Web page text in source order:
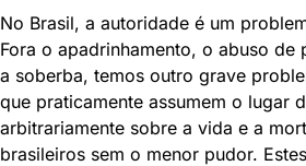
No Brasil, a autoridade é um
Fora o apadrinhamento, o abuso de
a soberba, temos outro grave
que praticamente assumem o lugar
arbitrariamente sobre a vida e a
brasileiros sem o menor pudor.